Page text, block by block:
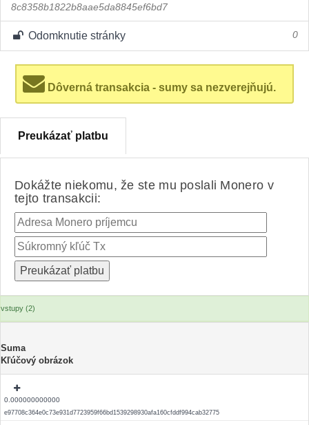
8c8358b1822b8aae5da8845ef6bd7
Odomknutie stránky 0
Dôverná transakcia - sumy sa nezverejňujú.
Preukázať platbu
Dokážte niekomu, že ste mu poslali Monero v
tejto transakcii:
vstupy (2)
Suma
Kľúčový obrázok
0.000000000000
e97708c364e0c73e931d7723959f66bd1539298930afa160cfddf994cab32775